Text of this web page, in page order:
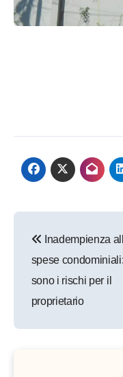
articoli
Inadempienza
spese
sono i rischi per il
proprietario